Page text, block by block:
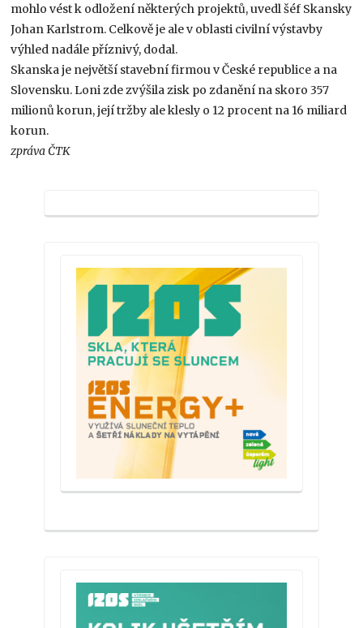
mohlo vést k odložení některých projektů, uvedl šéf Skansky
Johan Karlstrom. Celkově je ale v oblasti civilní výstavby
výhled nadále příznivý, dodal.
Skanska je největší stavební firmou v České republice a na
Slovensku. Loni zde zvýšila zisk po zdanění na skoro 357
milionů korun, její tržby ale klesly o 12 procent na 16 miliard
korun.
zpráva ČTK